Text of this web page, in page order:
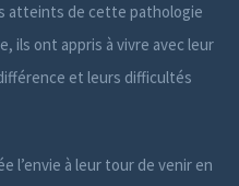
atteints de cette pathologie
ils ont appris à vivre avec leur
et leurs difficultés
l’envie à leur tour de venir en